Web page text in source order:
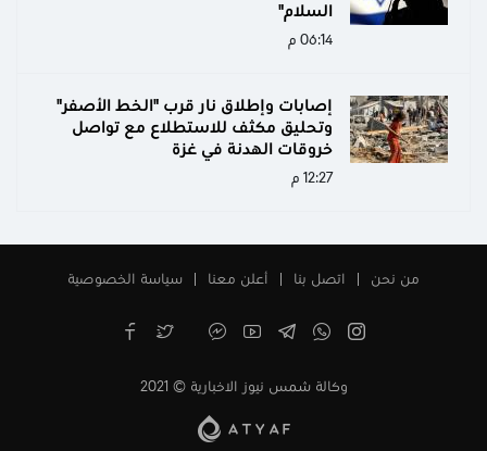
السلام"
06:14 م
إصابات وإطلاق نار قرب "الخط الأصفر"
وتحليق مكثف للاستطلاع مع تواصل
خروقات الهدنة في غزة
12:27 م
من نحن اتصل بنا أعلن معنا سياسة الخصوصية
وكالة شمس نيوز الاخبارية © 2021